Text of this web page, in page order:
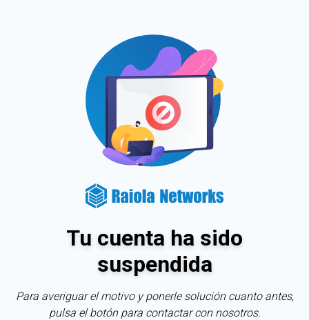
Tu cuenta ha sido
suspendida
Para averiguar el motivo y ponerle solución cuanto antes,
pulsa el botón para contactar con nosotros.